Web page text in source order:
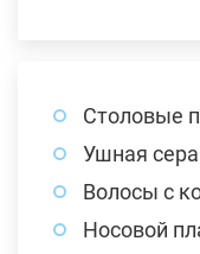
Столовые
Ушная
Волосы с
Носовой